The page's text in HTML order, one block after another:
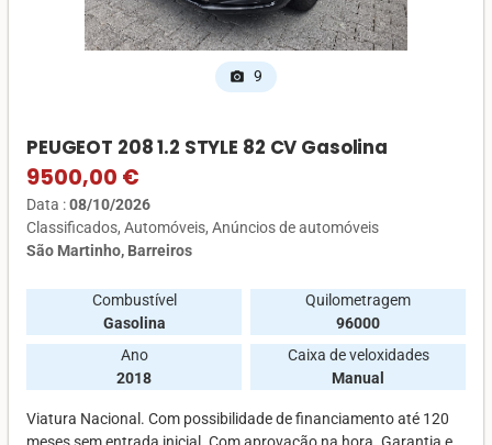
photo_camera 9
PEUGEOT 208 1.2 STYLE 82 CV Gasolina
9500,00 €
Data :08/10/2026
Classificados Automóveis Anúncios de automóveis
São Martinho, Barreiros
Combustível
Gasolina
Quilometragem
96000
Ano
2018
Caixa de veloxidades
Manual
Viatura Nacional. Com possibilidade de financiamento até 120
meses sem entrada inicial. Com aprovação na hora. Garantia e